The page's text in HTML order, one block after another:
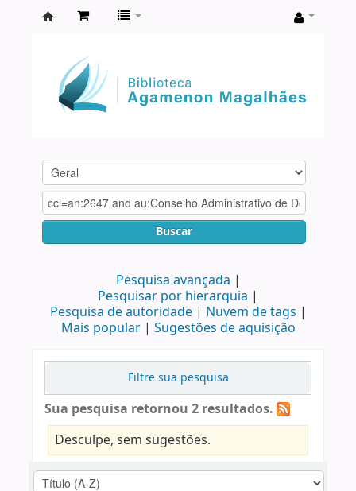
Agamenon
Magalhães
Buscar
Pesquisa avançada
Pesquisar por hierarquia
Pesquisa de autoridade
Nuvem de tags
Mais popular
Sugestões de aquisição
Filtre sua pesquisa
Sua pesquisa retornou 2 resultados.
Desculpe, sem sugestões.